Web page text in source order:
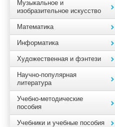
Музыкальное и
изобразительное искусство
Математика
Информатика
Художественная и фэнтези
Научно-популярная
литература
Учебно-методические
пособия
Учебники и учебные пособия